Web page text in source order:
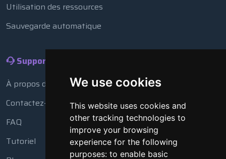
We use cookies
This website uses cookies and
other tracking technologies to
improve your browsing
experience for the following
purposes: to enable basic
Utilisation des ressources
Sauvegarde automatique
Support
À propos de nous
Contactez-nous
FAQ
Tutoriel